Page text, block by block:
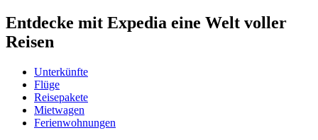
Entdecke mit Expedia eine Welt voller
Reisen
Unterkünfte
Flüge
Reisepakete
Mietwagen
Ferienwohnungen